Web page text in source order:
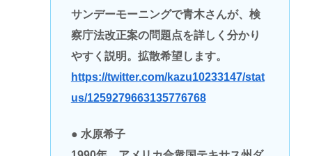
サンデーモーニングで青木さんが、検
察庁法改正案の問題点を詳しく分かり
やすく説明。拡散希望します。
https://twitter.com/kazu10233147/stat
us/1259279663135776768
● 水原希子